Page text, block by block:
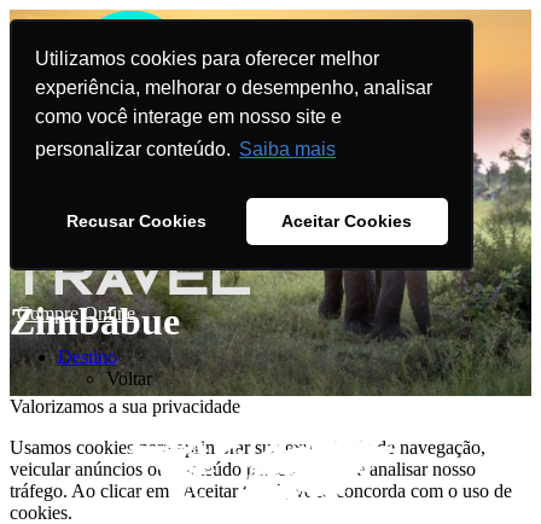
Utilizamos cookies para oferecer melhor
experiência, melhorar o desempenho, analisar
como você interage em nosso site e
personalizar conteúdo. Saiba mais
Recusar Cookies Aceitar Cookies
Compre Online
Destino
Voltar
Zimbábue
Valorizamos a sua privacidade
Usamos cookies para aprimorar sua experiência de navegação,
veicular anúncios ou conteúdo personalizado e analisar nosso
tráfego. Ao clicar em "Aceitar tudo", você concorda com o uso de
cookies.